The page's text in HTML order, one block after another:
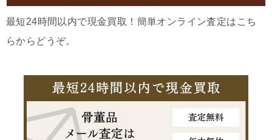
最短24時間以内で現金買取！簡単オンライン査定はこち
らからどうぞ。